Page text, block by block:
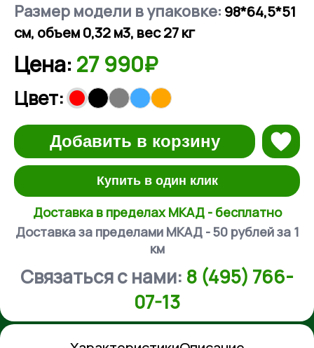
Размер модели в упаковке: 98*64,5*51
см, объем 0,32 м3, вес 27 кг
Цена: 27 990₽
Цвет:
Добавить в корзину
Купить в один клик
Доставка в пределах МКАД - бесплатно
Доставка за пределами МКАД - 50 рублей за 1
км
Связаться с нами: 8 (495) 766-
07-13